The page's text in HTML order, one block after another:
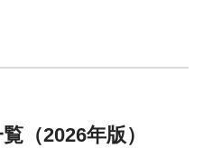
（2026年版）